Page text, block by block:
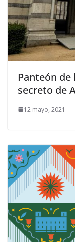
Panteón
secreto de
12 mayo, 2021